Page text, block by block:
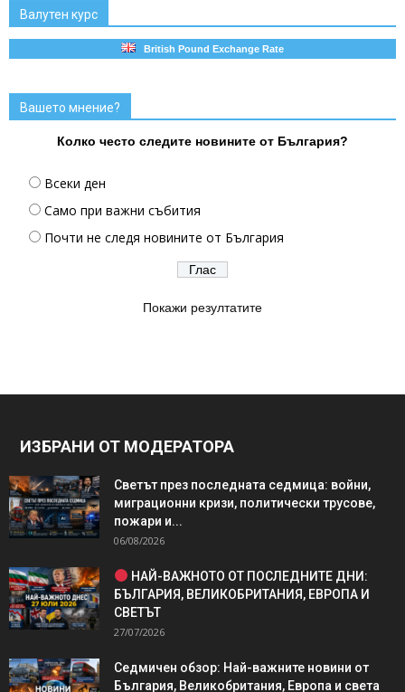
Валутен курс
British Pound Exchange Rate
Вашето мнение?
Колко често следите новините от България?
Всеки ден
Само при важни събития
Почти не следя новините от България
Покажи резултатите
ИЗБРАНИ ОТ МОДЕРАТОРА
Светът през последната седмица: войни,
миграционни кризи, политически трусове,
пожари и...
06/08/2026
НАЙ-ВАЖНОТО ОТ ПОСЛЕДНИТЕ ДНИ:
БЪЛГАРИЯ, ВЕЛИКОБРИТАНИЯ, ЕВРОПА И
СВЕТЪТ
27/07/2026
Седмичен обзор: Най-важните новини от
България, Великобритания, Европа и света